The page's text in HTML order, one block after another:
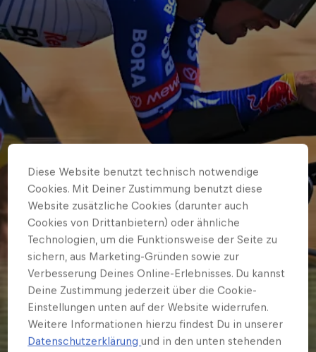
WORLDTOUR
Roglič holt Zeitfahr-
Diese Website benutzt technisch notwendige
Cookies. Mit Deiner Zustimmung benutzt diese
Website zusätzliche Cookies (darunter auch
Cookies von Drittanbietern) oder ähnliche
Technologien, um die Funktionsweise der Seite zu
sichern, aus Marketing-Gründen sowie zur
Verbesserung Deines Online-Erlebnisses. Du kannst
Deine Zustimmung jederzeit über die Cookie-
Einstellungen unten auf der Website widerrufen.
Weitere Informationen hierzu findest Du in unserer
Datenschutzerklärungund in den unten stehenden